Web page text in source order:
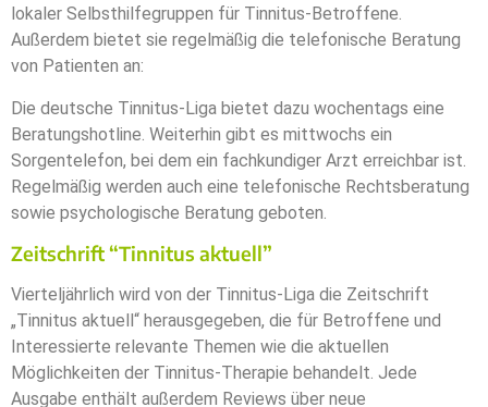
lokaler Selbsthilfegruppen für Tinnitus-Betroffene.
Außerdem bietet sie regelmäßig die telefonische Beratung
von Patienten an:
Die deutsche Tinnitus-Liga bietet dazu wochentags eine
Beratungshotline. Weiterhin gibt es mittwochs ein
Sorgentelefon, bei dem ein fachkundiger Arzt erreichbar ist.
Regelmäßig werden auch eine telefonische Rechtsberatung
sowie psychologische Beratung geboten.
Zeitschrift “Tinnitus aktuell”
Vierteljährlich wird von der Tinnitus-Liga die Zeitschrift
„Tinnitus aktuell“ herausgegeben, die für Betroffene und
Interessierte relevante Themen wie die aktuellen
Möglichkeiten der Tinnitus-Therapie behandelt. Jede
Ausgabe enthält außerdem Reviews über neue